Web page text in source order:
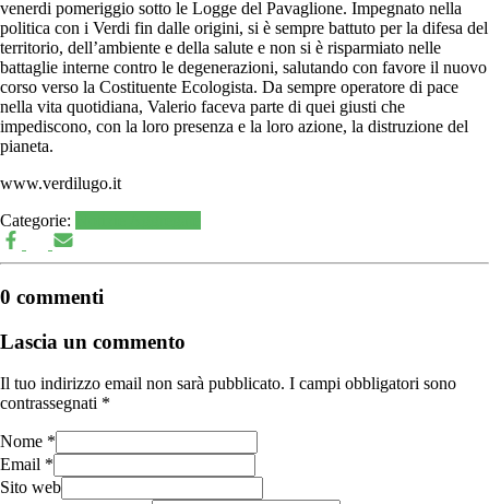
venerdi pomeriggio sotto le Logge del Pavaglione. Impegnato nella
politica con i Verdi fin dalle origini, si è sempre battuto per la difesa del
territorio, dell’ambiente e della salute e non si è risparmiato nelle
battaglie interne contro le degenerazioni, salutando con favore il nuovo
corso verso la Costituente Ecologista. Da sempre operatore di pace
nella vita quotidiana, Valerio faceva parte di quei giusti che
impediscono, con la loro presenza e la loro azione, la distruzione del
pianeta.
www.verdilugo.it
Categorie:
0 commenti
Lascia un commento
Il tuo indirizzo email non sarà pubblicato. I campi obbligatori sono
contrassegnati *
Nome *
Email *
Sito web